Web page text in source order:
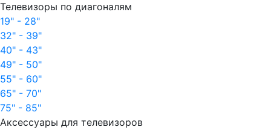
Телевизоры по диагоналям
19" - 28"
32" - 39"
40" - 43"
49" - 50"
55" - 60"
65" - 70"
75" - 85"
Аксессуары для телевизоров